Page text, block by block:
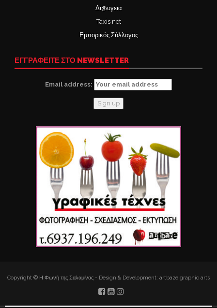
Δι@υγεια
Taxis net
Εμπορικός Σύλλογος
ΕΓΓΡΑΦΕΙΤΕ ΣΤΟ NEWSLETTER
Email address:
Copyright © Η Φωνή της Σαλαμίνας - Design & Development: artbaze graphic arts